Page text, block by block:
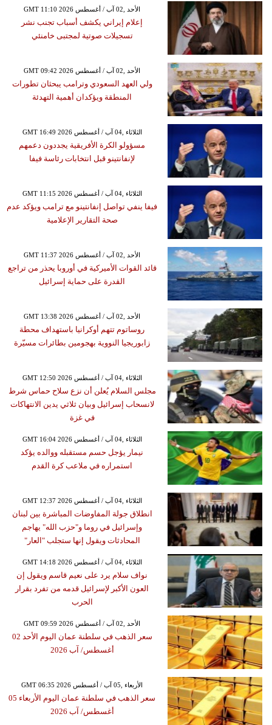
GMT 11:10 2026 الأحد ,02 آب / أغسطس
إعلام إيراني يكشف أسباب تجنب نشر
تسجيلات صوتية لمجتبى خامنئي
GMT 09:42 2026 الأحد ,02 آب / أغسطس
ولي العهد السعودي وترامب يبحثان تطورات
المنطقة ويؤكدان أهمية التهدئة
GMT 16:49 2026 الثلاثاء ,04 آب / أغسطس
مسؤولو الكرة الأفريقية يجددون دعمهم
لإنفانتينو قبل انتخابات رئاسة فيفا
GMT 11:15 2026 الثلاثاء ,04 آب / أغسطس
فيفا ينفي تواصل إنفانتينو مع ترامب ويؤكد عدم
صحة التقارير الإعلامية
GMT 11:37 2026 الأحد ,02 آب / أغسطس
قائد القوات الأميركية في أوروبا يحذر من تراجع
القدرة على حماية إسرائيل
GMT 13:38 2026 الأحد ,02 آب / أغسطس
روساتوم تتهم أوكرانيا باستهداف محطة
زابوريجيا النووية بهجومين بطائرات مسيّرة
GMT 12:50 2026 الثلاثاء ,04 آب / أغسطس
مجلس السلام يُعلن أن نزع سلاح حماس شرط
لانسحاب إسرائيل وبيان ثلاثي يدين الانتهاكات
في غزة
GMT 16:04 2026 الثلاثاء ,04 آب / أغسطس
نيمار يؤجل حسم مستقبله ووالده يؤكد
استمراره في ملاعب كرة القدم
GMT 12:37 2026 الثلاثاء ,04 آب / أغسطس
انطلاق جولة المفاوضات المباشرة بين لبنان
وإسرائيل في روما و"حزب الله" يهاجم
المحادثات ويقول إنها ستجلب "العار"
GMT 14:18 2026 الثلاثاء ,04 آب / أغسطس
نواف سلام يرد على نعيم قاسم ويقول إن
العون الأكبر لإسرائيل قدمه من تفرد بقرار
الحرب
GMT 09:59 2026 الأحد ,02 آب / أغسطس
سعر الذهب في سلطنة عمان اليوم الأحد 02
أغسطس/ آب 2026
GMT 06:35 2026 الأربعاء ,05 آب / أغسطس
سعر الذهب في سلطنة عمان اليوم الأربعاء 05
أغسطس/ آب 2026